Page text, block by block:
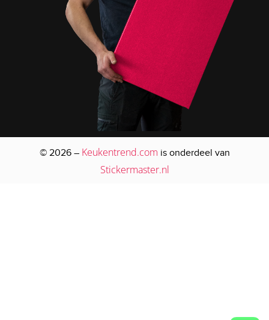
© 2026 – Keukentrend.com is onderdeel van
Stickermaster.nl